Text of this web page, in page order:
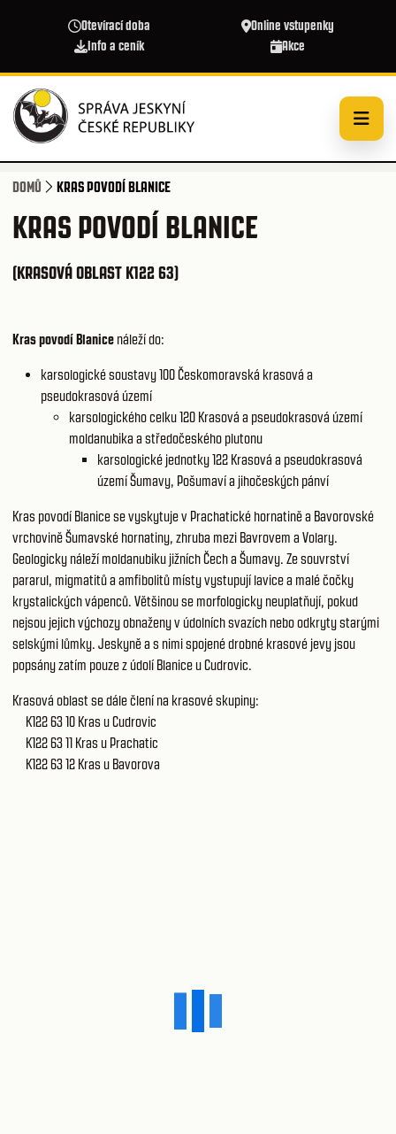
Otevírací doba
Online vstupenky
Info a ceník
Akce
DOMŮ KRAS POVODÍ BLANICE
KRAS POVODÍ BLANICE
(KRASOVÁ OBLAST K122 63)
Kras povodí Blanice náleží do:
karsologické soustavy 100Českomoravská krasová a
pseudokrasová území
karsologického celku 120 Krasová a pseudokrasová území
moldanubika a středočeského plutonu
karsologické jednotky 122 Krasová a pseudokrasová
území Šumavy, Pošumaví a jihočeských pánví
Kras povodí Blanice se vyskytuje v Prachatické hornatině a Bavorovské
vrchovině Šumavské hornatiny, zhruba mezi Bavrovem a Volary.
Geologicky náleží moldanubiku jižních Čech a Šumavy. Ze souvrství
pararul, migmatitů a amfibolitů místy vystupují lavice a malé čočky
krystalických vápenců. Většinou se morfologicky neuplatňují, pokud
nejsou jejich výchozy obnaženy v údolních svazích nebo odkryty starými
selskými lůmky. Jeskyně a s nimi spojené drobné krasové jevy jsou
popsány zatím pouze z údolí Blanice u Cudrovic.
Krasová oblast se dále člení na krasové skupiny:
K122 63 10 Kras u Cudrovic
K122 63 11 Kras u Prachatic
K122 63 12 Kras u Bavorova